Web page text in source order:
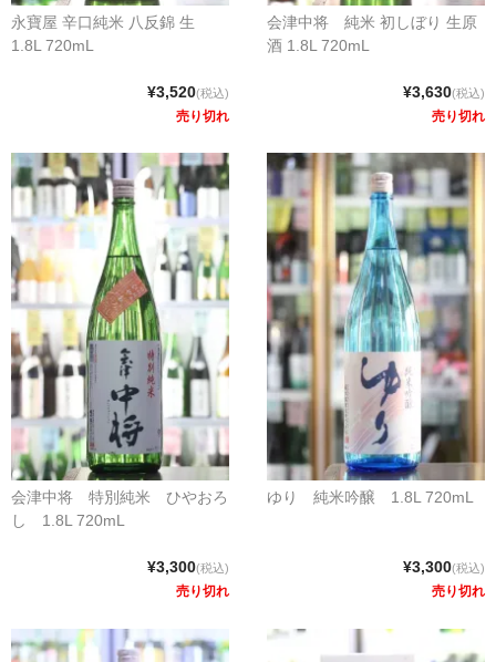
永寶屋 辛口純米 八反錦 生
1.8L 720mL
¥3,520(税込)
売り切れ
会津中将 純米 初しぼり 生原
酒 1.8L 720mL
¥3,630(税込)
売り切れ
会津中将 特別純米 ひやおろ
し 1.8L 720mL
¥3,300(税込)
売り切れ
ゆり 純米吟醸 1.8L 720mL
¥3,300(税込)
売り切れ